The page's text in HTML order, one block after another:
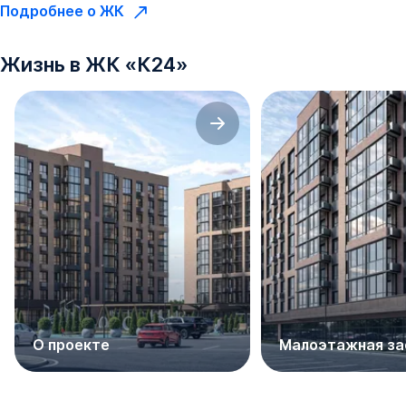
Подробнее о ЖК
Жизнь в ЖК «К24»
О проекте Малоэтажная